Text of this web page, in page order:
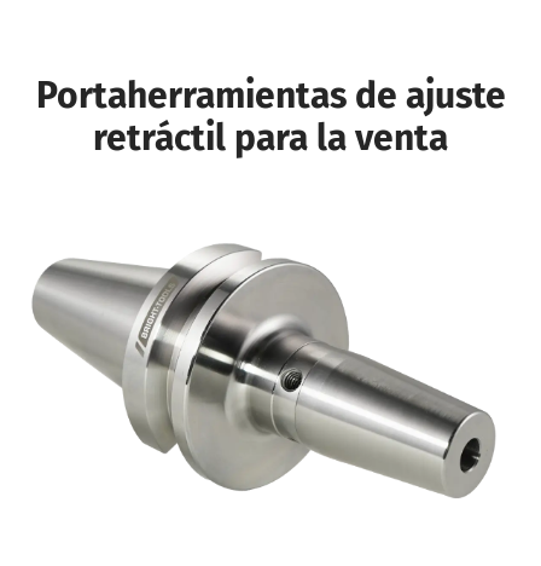
Portaherramientas de ajuste
retráctil para la venta